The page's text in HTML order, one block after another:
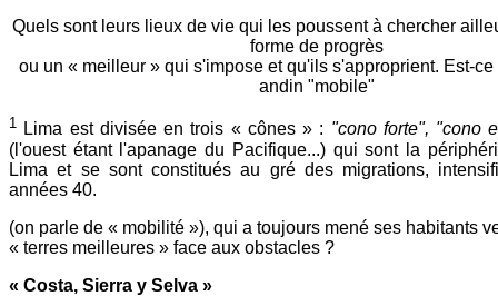
Quels sont leurs lieux de vie qui les poussent à chercher
forme de progrès
ou un « meilleur » qui s'impose et qu'ils s'approprient. Est-
andin "mobile"
1 Lima est divisée en trois « cônes » : "cono forte", "cono
(l'ouest étant l'apanage du Pacifique...) qui sont la
Lima et se sont constitués au gré des migrations,
années 40.
(on parle de « mobilité »), qui a toujours mené ses habitants
« terres meilleures » face aux obstacles ?
« Costa, Sierra y Selva »